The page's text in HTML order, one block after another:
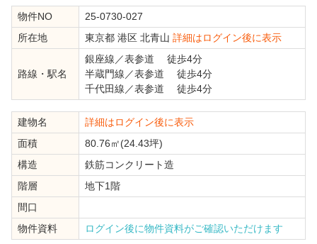
物件NO
25-0730-027
所在地
東京都 港区 北青山 詳細はログイン後に表示
路線・駅名
銀座線 ／表参道 徒歩4分
半蔵門線 ／表参道 徒歩4分
千代田線 ／表参道 徒歩4分
建物名
詳細はログイン後に表示
面積
80.76㎡(24.43坪)
構造
鉄筋コンクリート造
階層
地下1階
間口
物件資料
ログイン後に物件資料がご確認いただけます